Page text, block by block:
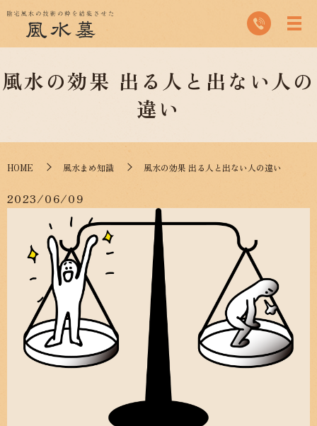
風水の効果 出る人と出ない人の
違い
HOME 風水まめ知識 風水の効果 出る人と出ない人の違い
2023/06/09